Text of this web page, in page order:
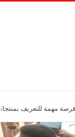
مهمة للتعريف